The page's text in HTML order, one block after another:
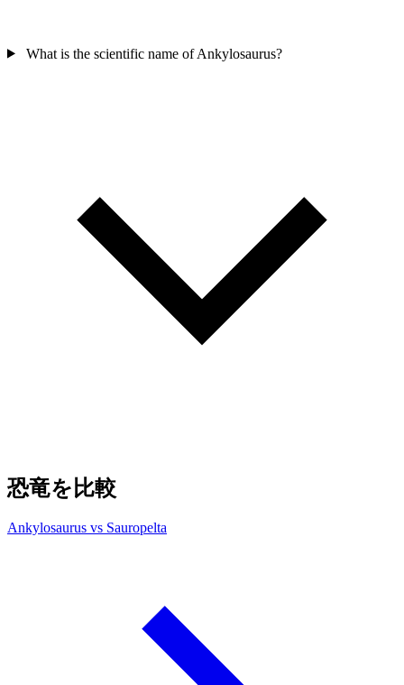
What is the scientific name of Ankylosaurus?
恐竜を比較
Ankylosaurus vs Sauropelta